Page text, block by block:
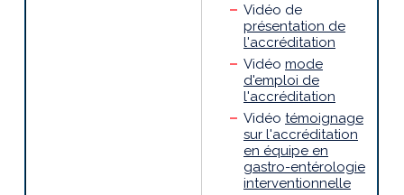
Vidéo de
présentation de
l'accréditation
Vidéo mode
d'emploi de
l'accréditation
Vidéo témoignage
sur l'accréditation
en équipe en
gastro-entérologie
interventionnelle